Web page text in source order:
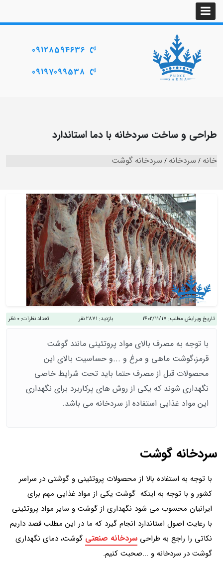
09128594636
09197099538
طراحی و ساخت سردخانه با دما استاندارد
خانه سردخانه سردخانه گوشت
تاریخ ویرایش مطلب: 1402/11/17 بازدید: 2871 نفر تعداد نظرات: 0 نظر
با توجه به مصرف بالای مواد پروتئینی مانند گوشت
قرمز،گوشت ماهی و مرغ و ...و حساسیت بالای این
محصولات قبل از مصرف حتما باید تحت شرایط خاصی
نگهداری شوند که یکی از روش های پرکاربرد برای نگهداری
این مواد غذایی استفاده از سردخانه می باشد.
سردخانه گوشت
با توجه به استفاده بالا از محصولات پروتئینی و گوشتی در سراسر
کشور و با توجه به اینکه گوشت یکی از مواد غذایی مهم برای
ایرانیان محسوب می شود نگهداری از گوشت و سایر مواد پروتئینی
با رعایت اصول استاندارد انجام گیرد که ما در این مطلب قصد داریم
نکاتی را راجع به طراحی سردخانه صنعتی گوشت، دمای نگهداری
گوشت در سردخانه و ...صحبت کنیم.